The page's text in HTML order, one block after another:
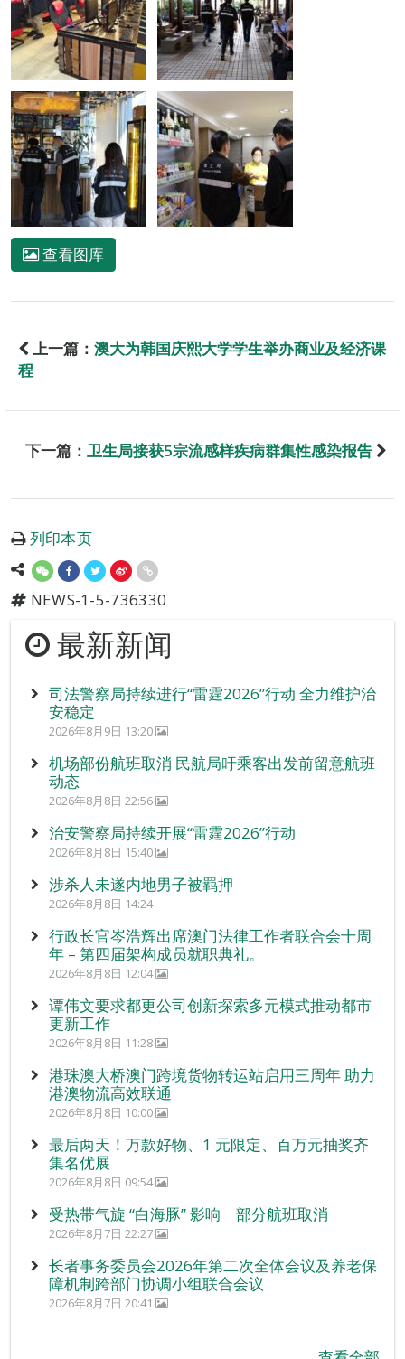
查看图库
上一篇： 澳大为韩国庆熙大学学生举办商业及经济课
程
下一篇： 卫生局接获5宗流感样疾病群集性感染报告
列印本页
NEWS-1-5-736330
最新新闻
司法警察局持续进行“雷霆2026”行动 全力维护治
安稳定
2026年8月9日 13:20
机场部份航班取消 民航局吁乘客出发前留意航班
动态
2026年8月8日 22:56
治安警察局持续开展“雷霆2026”行动
2026年8月8日 15:40
涉杀人未遂内地男子被羁押
2026年8月8日 14:24
行政长官岑浩辉出席澳门法律工作者联合会十周
年 – 第四届架构成员就职典礼。
2026年8月8日 12:04
谭伟文要求都更公司创新探索多元模式推动都市
更新工作
2026年8月8日 11:28
港珠澳大桥澳门跨境货物转运站启用三周年 助力
港澳物流高效联通
2026年8月8日 10:00
最后两天！万款好物、1 元限定、百万元抽奖齐
集名优展
2026年8月8日 09:54
受热带气旋 “白海豚” 影响 部分航班取消
2026年8月7日 22:27
长者事务委员会2026年第二次全体会议及养老保
障机制跨部门协调小组联合会议
2026年8月7日 20:41